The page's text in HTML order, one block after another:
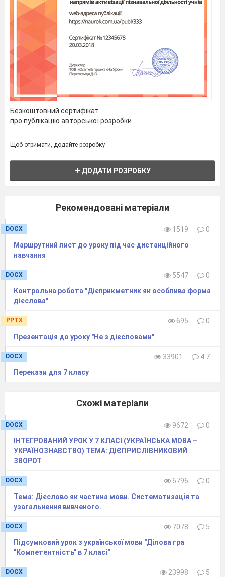
Безкоштовний сертифікат
про публікацію авторської розробки
Щоб отримати, додайте розробку
ДОДАТИ РОЗРОБКУ
Рекомендовані матеріали
DOCX 1519
0
Маршрутний лист до уроку під час дистанційного
навчання
DOCX 5547
0
Контрольна робота "Дієприкметник як особлива форма
дієслова"
PPTX 695
0
Презентація до уроку "Не з дієсловами"
DOCX 33901
4.7
Перекази для 7 класу
Схожі матеріали
DOCX 9672
0
ІНТЕГРОВАНИЙ УРОК У 7 КЛАСІ (УКРАЇНСЬКА МОВА –
УКРАЇНОЗНАВСТВО) ТЕМА: ДІЄПРИСЛІВНИКОВИЙ
ЗВОРОТ
DOCX 6796
0
Тема: Дієслово як частина мови. Систематизація та
узагальнення вивченого.
DOCX 7078
5
Підсумковий урок з української мови "Ділова гра
"Компетентність" в 7 класі"
DOCX 23998
5